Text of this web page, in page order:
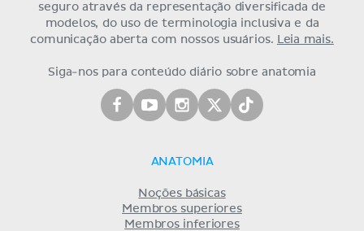
seguro através da representação diversificada de
modelos, do uso de terminologia inclusiva e da
comunicação aberta com nossos usuários.
Leia mais.
Siga-nos para conteúdo diário sobre anatomia
ANATOMIA
Noções básicas
Membros superiores
Membros inferiores